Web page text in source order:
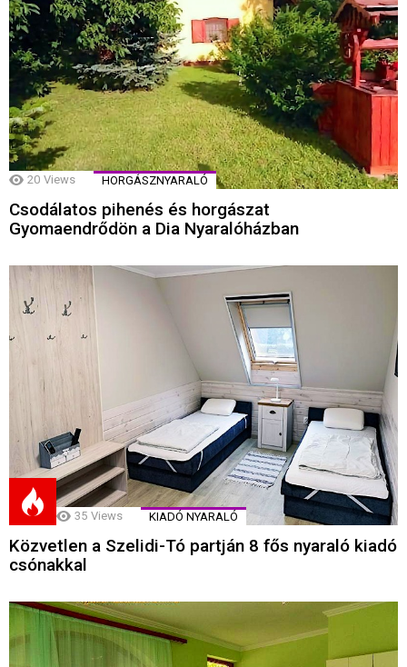
20 Views HORGÁSZNYARALÓ
Csodálatos pihenés és horgászat
Gyomaendrődön a Dia Nyaralóházban
35 Views KIADÓ NYARALÓ
Közvetlen a Szelidi-Tó partján 8 fős nyaraló kiadó
csónakkal